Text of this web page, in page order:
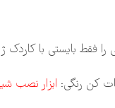
فقط بایستی با کاردک
کن رنگی: ابزار نصب